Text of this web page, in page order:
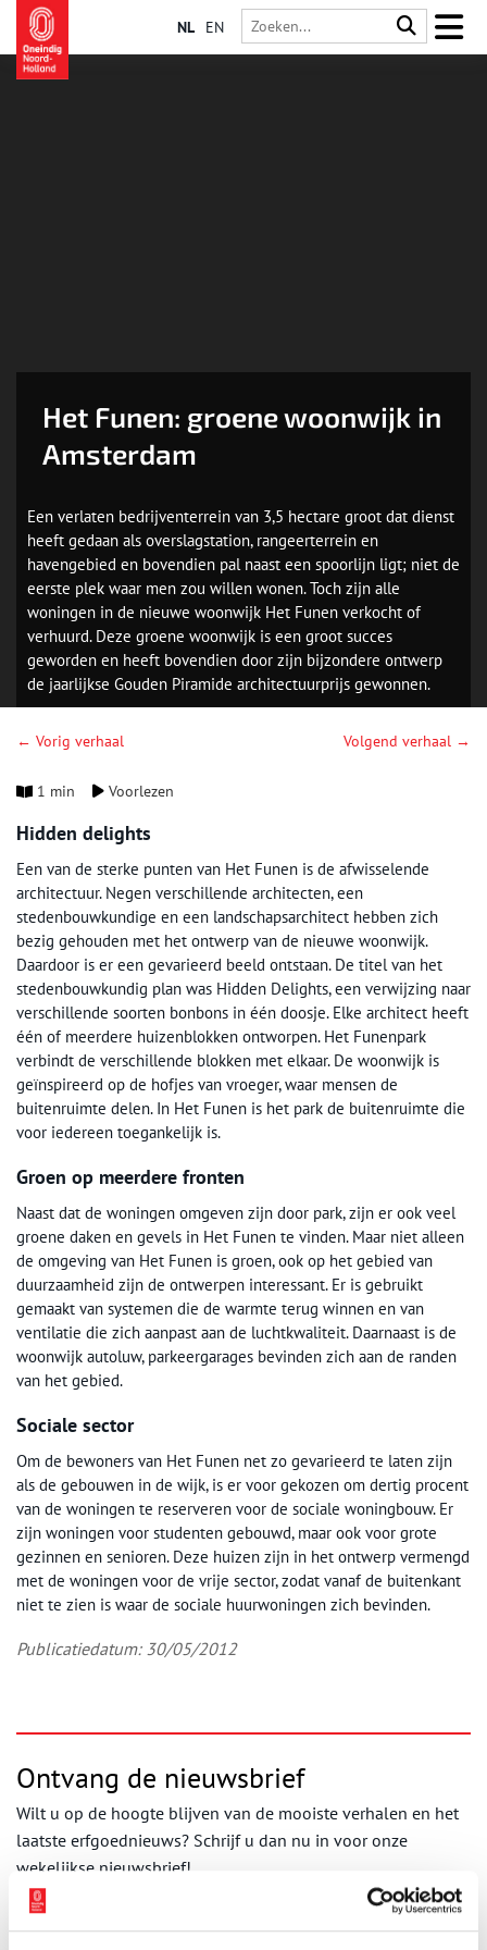
NL EN
Het Funen: groene woonwijk in
Amsterdam
Een verlaten bedrijventerrein van 3,5 hectare groot dat dienst
heeft gedaan als overslagstation, rangeerterrein en
havengebied en bovendien pal naast een spoorlijn ligt; niet de
eerste plek waar men zou willen wonen. Toch zijn alle
woningen in de nieuwe woonwijk Het Funen verkocht of
verhuurd. Deze groene woonwijk is een groot succes
geworden en heeft bovendien door zijn bijzondere ontwerp
de jaarlijkse Gouden Piramide architectuurprijs gewonnen.
← Vorig verhaal Volgend verhaal →
1 min Voorlezen
Hidden delights
Een van de sterke punten van Het Funen is de afwisselende
architectuur. Negen verschillende architecten, een
stedenbouwkundige en een landschapsarchitect hebben zich
bezig gehouden met het ontwerp van de nieuwe woonwijk.
Daardoor is er een gevarieerd beeld ontstaan. De titel van het
stedenbouwkundig plan was Hidden Delights, een verwijzing naar
verschillende soorten bonbons in één doosje. Elke architect heeft
één of meerdere huizenblokken ontworpen. Het Funenpark
verbindt de verschillende blokken met elkaar. De woonwijk is
geïnspireerd op de hofjes van vroeger, waar mensen de
buitenruimte delen. In Het Funen is het park de buitenruimte die
voor iedereen toegankelijk is.
Groen op meerdere fronten
Naast dat de woningen omgeven zijn door park, zijn er ook veel
groene daken en gevels in Het Funen te vinden. Maar niet alleen
de omgeving van Het Funen is groen, ook op het gebied van
duurzaamheid zijn de ontwerpen interessant. Er is gebruikt
gemaakt van systemen die de warmte terug winnen en van
ventilatie die zich aanpast aan de luchtkwaliteit. Daarnaast is de
woonwijk autoluw, parkeergarages bevinden zich aan de randen
van het gebied.
Sociale sector
Om de bewoners van Het Funen net zo gevarieerd te laten zijn
als de gebouwen in de wijk, is er voor gekozen om dertig procent
van de woningen te reserveren voor de sociale woningbouw. Er
zijn woningen voor studenten gebouwd, maar ook voor grote
gezinnen en senioren. Deze huizen zijn in het ontwerp vermengd
met de woningen voor de vrije sector, zodat vanaf de buitenkant
niet te zien is waar de sociale huurwoningen zich bevinden.
Publicatiedatum: 30/05/2012
Ontvang de nieuwsbrief
Wilt u op de hoogte blijven van de mooiste verhalen en het
laatste erfgoednieuws? Schrijf u dan nu in voor onze
wekelijkse nieuwsbrief!